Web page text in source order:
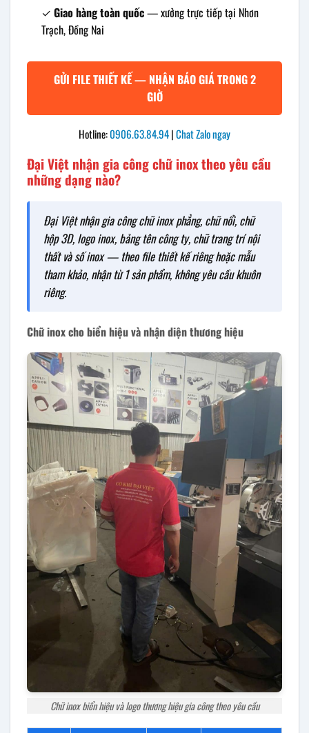
✓ Giao hàng toàn quốc— xưởng trực tiếp tại Nhơn
Trạch, Đồng Nai
GỬI FILE THIẾT KẾ — NHẬN BÁO GIÁ TRONG 2
GIỜ
Hotline:0906.63.84.94|Chat Zalo ngay
Đại Việt nhận gia công chữ inox theo yêu cầu
những dạng nào?
Đại Việt nhận gia công chữ inox phẳng, chữ nổi, chữ
hộp 3D, logo inox, bảng tên công ty, chữ trang trí nội
thất và số inox — theo file thiết kế riêng hoặc mẫu
tham khảo, nhận từ 1 sản phẩm, không yêu cầu khuôn
riêng.
Chữ inox cho biển hiệu và nhận diện thương hiệu
Chữ inox biển hiệu và logo thương hiệu gia công theo yêu cầu